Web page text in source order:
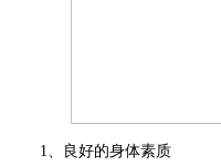
1、 良好的身体素质